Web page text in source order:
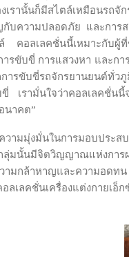
งเรานั้นก็มีสไตล์เหมือนรถ
กับความปลอดภัย และกา
คอลเลคชั่นนี้เหมาะกับผู้ที่
ารขับขี่ การแสวงหา และ
ารขับขี่รถจักรยานยนต์ทั่ว
เรามั่นใจว่าคอลเลคชั่น
นาคต”
วามมุ่งมั่นในการมอบประ
ลุ่มนั้นมีจิตวิญญาณแห่งการ
ามกล้าหาญและความอดท
ลเลคชั่นเครื่องแต่งกายเ